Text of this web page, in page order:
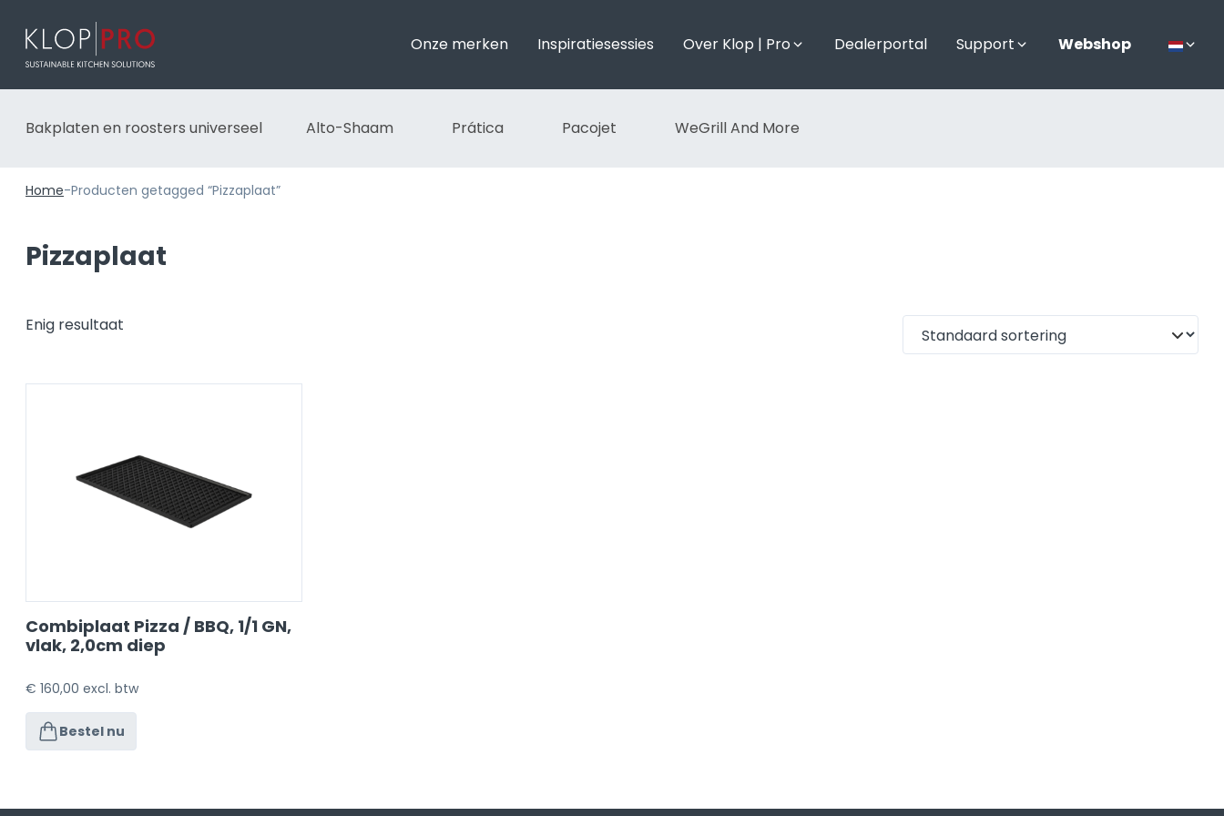
Onze merken Inspiratiesessies Over Klop | Pro Dealerportal Support Webshop
Bakplaten en roosters universeel Alto-Shaam Prática Pacojet WeGrill And More
Home-Producten getagged “Pizzaplaat”
Pizzaplaat
Enig resultaat
Combiplaat Pizza / BBQ, 1/1 GN,
vlak, 2,0cm diep
€ 160,00 excl. btw
Bestel nu